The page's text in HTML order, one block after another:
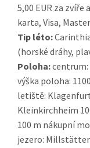
5,00 EUR za
karta, Visa,
Tip léto:
(horské dráhy,
Poloha:centrum:
výška poloha:
letiště:
Kleinkirchheim
100 m nákupní
jezero: